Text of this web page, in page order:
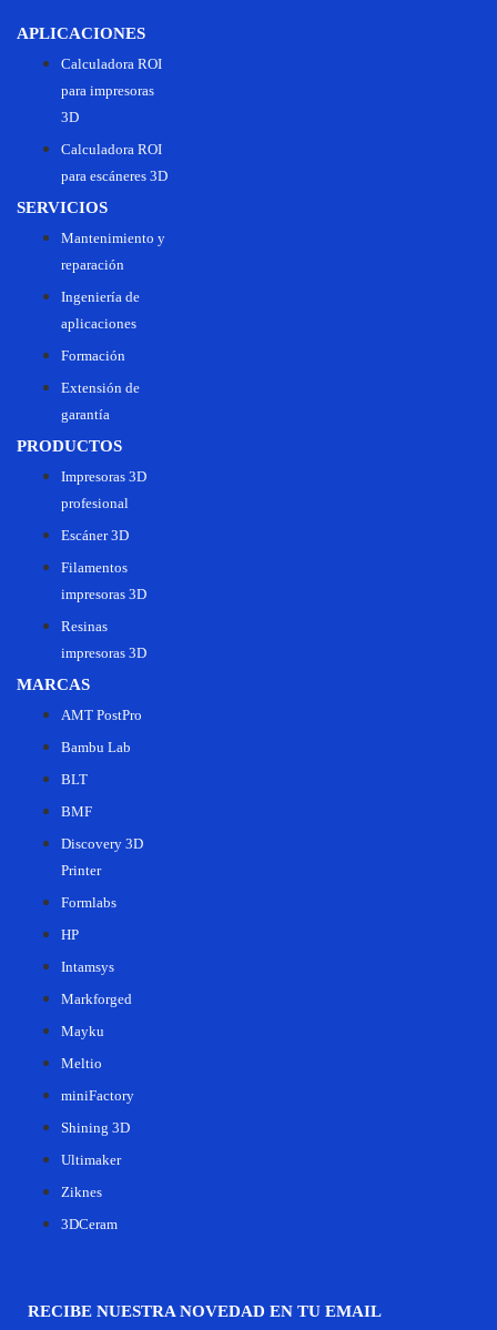
APLICACIONES
Calculadora ROI
para impresoras
3D
Calculadora ROI
para escáneres 3D
SERVICIOS
Mantenimiento y
reparación
Ingeniería de
aplicaciones
Formación
Extensión de
garantía
PRODUCTOS
Impresoras 3D
profesional
Escáner 3D
Filamentos
impresoras 3D
Resinas
impresoras 3D
MARCAS
AMT PostPro
Bambu Lab
BLT
BMF
Discovery 3D
Printer
Formlabs
HP
Intamsys
Markforged
Mayku
Meltio
miniFactory
Shining 3D
Ultimaker
Ziknes
3DCeram
RECIBE NUESTRA NOVEDAD EN TU EMAIL